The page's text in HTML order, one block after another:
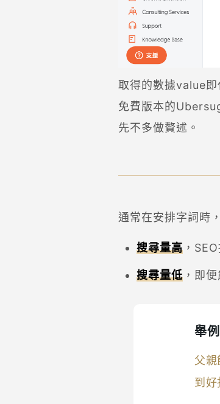
取得的數據value即
免費版本的
先不多做贅述。
通常在安排字詞時
搜尋量高 ，
搜尋量低 ，即
舉例
父
到好